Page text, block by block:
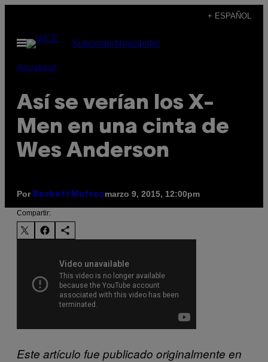
contenido
+ ESPAÑOL
Abrir
Menú
SubscribeNewsletter
Actualidad
Así se verían los X-
Men en una cinta de
Wes Anderson
Por Beckett Mufsonmarzo 9, 2015, 12:00pm
Compartir:
Este artículo fue publicado originalmente en